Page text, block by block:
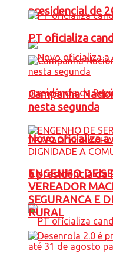
presidencial de
Novo oficializa a
à presidência da
PT oficializa
Campanha
nesta segunda
ENGENHO DE
VEREADOR
SEGURANCA E
RURAL